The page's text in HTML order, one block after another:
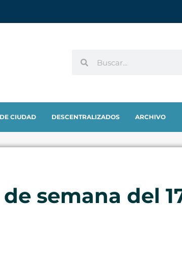
CIUDAD DESCENTRALIZADOS ARCHIVO
semana del